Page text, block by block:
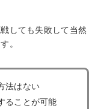
しても失敗して当然
。
法はない
ることが可能